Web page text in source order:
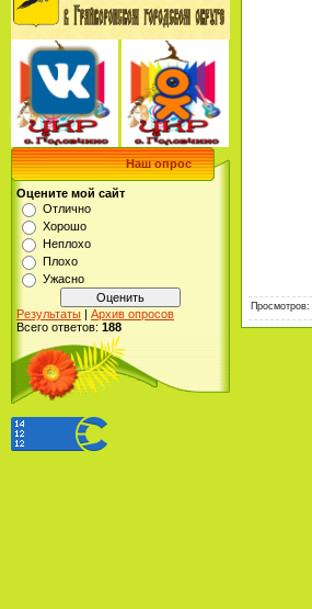
Наш опрос
Оцените мой сайт
Отлично
Хорошо
Неплохо
Плохо
Ужасно
Результаты | Архив опросов
Всего ответов: 188
Просмотров: